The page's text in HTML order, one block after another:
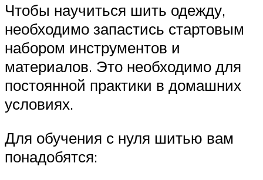
Чтобы научиться шить одежду,
необходимо запастись стартовым
набором инструментов и
материалов. Это необходимо для
постоянной практики в домашних
условиях.
Для обучения с нуля шитью вам
понадобятся: